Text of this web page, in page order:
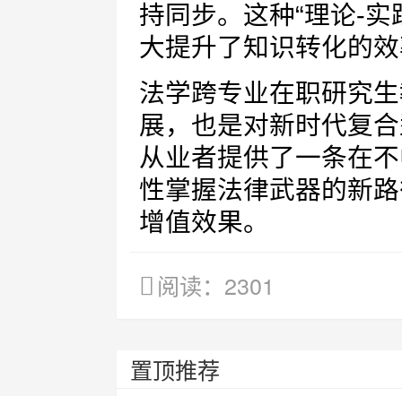
持同步。这种“理论-
大提升了知识转化的
法学跨专业在职研究
展，也是对新时代复
从业者提供了一条在
性掌握法律武器的新
增值效果。
阅读：2301
置顶推荐